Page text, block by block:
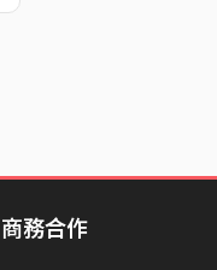
商務合作